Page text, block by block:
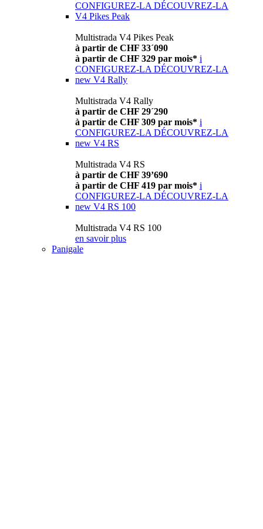
CONFIGUREZ-LA DÉCOUVREZ-LA
V4 Pikes Peak
Multistrada V4 Pikes Peak
à partir de CHF 33´090
à partir de CHF 329 par mois* i
CONFIGUREZ-LA DÉCOUVREZ-LA
new V4 Rally
Multistrada V4 Rally
à partir de CHF 29´290
à partir de CHF 309 par mois* i
CONFIGUREZ-LA DÉCOUVREZ-LA
new V4 RS
Multistrada V4 RS
à partir de CHF 39’690
à partir de CHF 419 par mois* i
CONFIGUREZ-LA DÉCOUVREZ-LA
new V4 RS 100
Multistrada V4 RS 100
en savoir plus
Panigale